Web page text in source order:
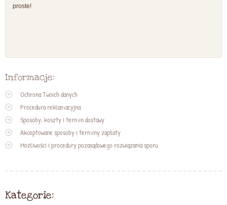
proste!
Informacje:
Ochrona Twoich danych
Procedura reklamacyjna
Sposoby, koszty i termin dostawy
Akceptowane sposoby i terminy zapłaty
Możliwości i procedury pozasądowego rozwiązania sporu
Kategorie: